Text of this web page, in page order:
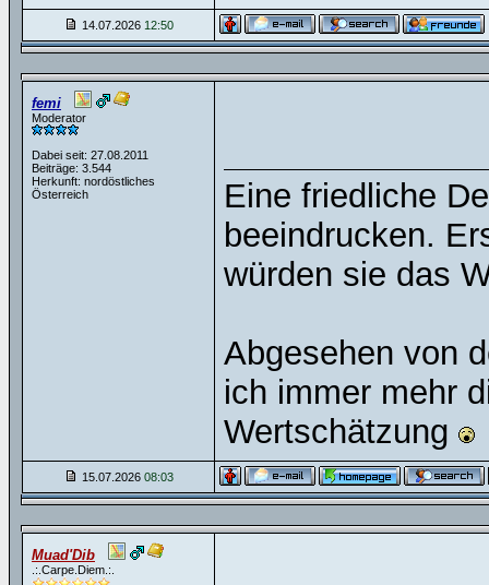
14.07.2026 12:50
femi
Moderator
Dabei seit: 27.08.2011
Beiträge: 3.544
Herkunft: nordöstliches
Österreich
Eine friedliche
beeindrucken.
würden sie das
Abgesehen von
ich immer mehr
Wertschätzung
15.07.2026 08:03
Muad'Dib
.:.Carpe.Diem.:.